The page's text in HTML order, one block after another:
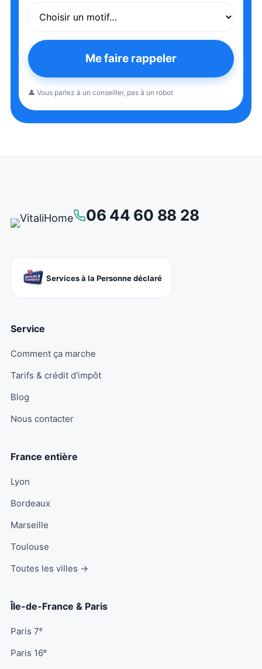
Me faire rappeler
👤 Vous parlez à un conseiller, pas à un robot
06 44 60 88 28
Services à la Personne déclaré
Service
Comment ça marche
Tarifs & crédit d'impôt
Blog
Nous contacter
France entière
Lyon
Bordeaux
Marseille
Toulouse
Toutes les villes →
Île-de-France & Paris
Paris 7ᵉ
Paris 16ᵉ